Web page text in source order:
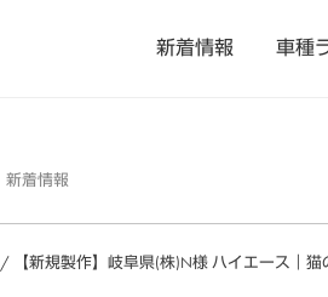
新着情報 車種
新着情報
/ 【新規製作】岐阜県(株)N様 ハイエース｜